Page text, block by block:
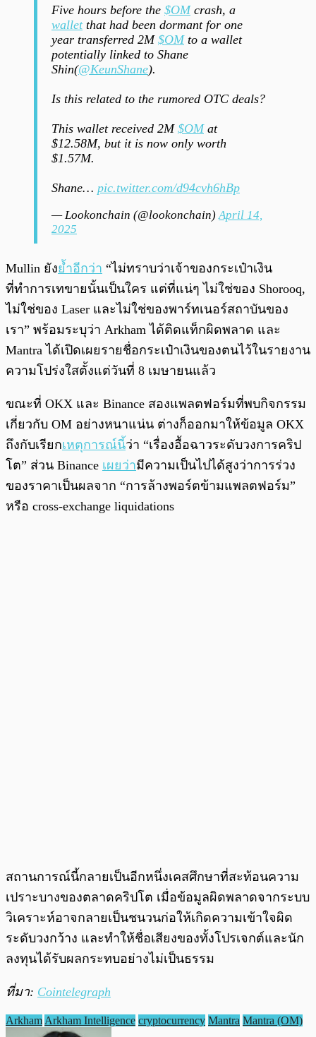
Five hours before the $OMcrash, a
walletthat had been dormant for one
year transferred 2M $OMto a wallet
potentially linked to Shane
Shin(@KeunShane).
Is this related to the rumored OTC deals?
This wallet received 2M $OMat
$12.58M, but it is now only worth
$1.57M.
Shane… pic.twitter.com/d94cvh6hBp
— Lookonchain (@lookonchain)April 14,
2025
Mullin ยังย้ำอีกว่า “ไม่ทราบว่าเจ้าของกระเป๋าเงิน
ที่ทำการเทขายนั้นเป็นใคร แต่ที่แน่ๆ ไม่ใช่ของ Shorooq,
ไม่ใช่ของ Laser และไม่ใช่ของพาร์ทเนอร์สถาบันของ
เรา” พร้อมระบุว่า Arkham ได้ติดแท็กผิดพลาด และ
Mantra ได้เปิดเผยรายชื่อกระเป๋าเงินของตนไว้ในรายงาน
ความโปร่งใสตั้งแต่วันที่ 8 เมษายนแล้ว
ขณะที่ OKX และ Binance สองแพลตฟอร์มที่พบกิจกรรม
เกี่ยวกับ OM อย่างหนาแน่น ต่างก็ออกมาให้ข้อมูล OKX
ถึงกับเรียกเหตุการณ์นี้ว่า “เรื่องอื้อฉาวระดับวงการคริป
โต” ส่วน Binance เผยว่ามีความเป็นไปได้สูงว่าการร่วง
ของราคาเป็นผลจาก “การล้างพอร์ตข้ามแพลตฟอร์ม”
หรือ cross-exchange liquidations
สถานการณ์นี้กลายเป็นอีกหนึ่งเคสศึกษาที่สะท้อนความ
เปราะบางของตลาดคริปโต เมื่อข้อมูลผิดพลาดจากระบบ
วิเคราะห์อาจกลายเป็นชนวนก่อให้เกิดความเข้าใจผิด
ระดับวงกว้าง และทำให้ชื่อเสียงของทั้งโปรเจกต์และนัก
ลงทุนได้รับผลกระทบอย่างไม่เป็นธรรม
ที่มา: Cointelegraph
Arkham Arkham Intelligence cryptocurrency Mantra Mantra (OM)